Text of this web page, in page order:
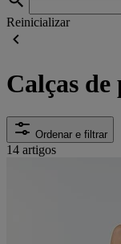
Reinicializar
Calças
Ordenar e filtrar
14 artigos